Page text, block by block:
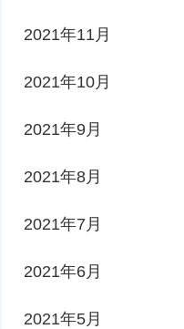
2021年11月
2021年10月
2021年9月
2021年8月
2021年7月
2021年6月
2021年5月